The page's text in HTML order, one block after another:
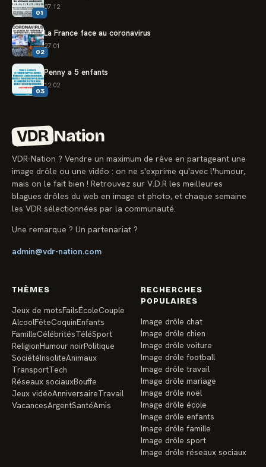
01
07.12
02
La France face au coronavirus
27.01
03
Penny a 5 enfants
12.02
VDR Nation
VDR-Nation ? Vendre un maximum de rêve en partageant une
image drôle ou une vidéo : on ne s'exprime qu'avec l'humour,
mais on le fait bien ! Retrouvez sur V.D.R les meilleures
blagues drôles du web en image et photo, et chaque semaine
les VDR sélectionnées par la communauté.
Une remarque ? Un partenariat ?
admin@vdr-nation.com
THÈMES
Jeux de motsFailsÉcoleCouple
AlcoolFêteCoquinEnfants
FamilleCélébritésTéléSport
ReligionHumour noirPolitique
SociétéInsoliteAnimaux
TransportTech
Réseaux sociauxBouffe
Jeux vidéoAnniversaireTravail
VacancesArgentSantéAmis
RECHERCHES
POPULAIRES
Image drôle chat
Image drôle chien
Image drôle voiture
Image drôle football
Image drôle travail
Image drôle mariage
Image drôle noël
Image drôle école
Image drôle enfants
Image drôle famille
Image drôle sport
Image drôle réseaux sociaux